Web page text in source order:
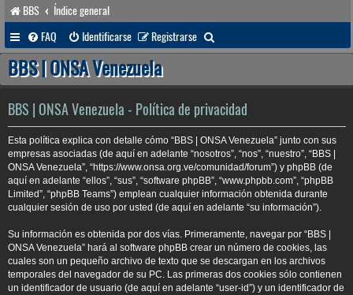
BBS
Índice general
FAQ
Identificarse Registrarse
u
a
r
BBS | ONSA Venezuela
BBS | ONSA Venezuela - Política de privacidad
Esta política explica con detalle cómo “BBS | ONSA Venezuela” junto con sus
empresas asociadas (de aquí en adelante “nosotros”, “nos”, “nuestro”, “BBS |
ONSA Venezuela”, “https://www.onsa.org.ve/comunidad/forum”) y phpBB (de
aquí en adelante “ellos”, “sus”, “software phpBB”, “www.phpbb.com”, “phpBB
Limited”, “phpBB Teams”) emplean cualquier información obtenida durante
cualquier sesión de uso por usted (de aquí en adelante “su información”).
Su información es obtenida por dos vías. Primeramente, navegar por “BBS |
ONSA Venezuela” hará al software phpBB crear un número de cookies, las
cuales son un pequeño archivo de texto que se descargan en los archivos
temporales del navegador de su PC. Las primeras dos cookies sólo contienen
un identificador de usuario (de aquí en adelante “user-id”) y un identificador de